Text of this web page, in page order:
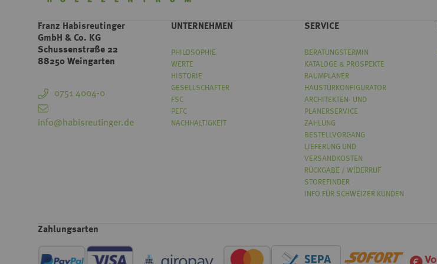
Franz Habisreutinger
GmbH & Co. KG
Schussenstraße 22
88250 Weingarten
0751 4004-0
info@habisreutinger.de
UNTERNEHMEN
PHILOSOPHIE
WERTE
HISTORIE
GESELLSCHAFTER
FSC
PEFC
NACHHALTIGKEIT
SERVICE
BERATUNGSTERMIN
KATALOGE & PROSPEKTE
RAUMPLANER
HAUSTÜRKONFIGURATOR
ARCHITEKTEN- UND
PLANERSERVICE
ZAHLUNG
BESTELLVORGANG
LIEFERUNG UND
VERSANDKOSTEN
RÜCKGABE / WIDERRUF
STOREFINDER
INFO FÜR SCHWEIZER KUNDEN
Zahlungsarten